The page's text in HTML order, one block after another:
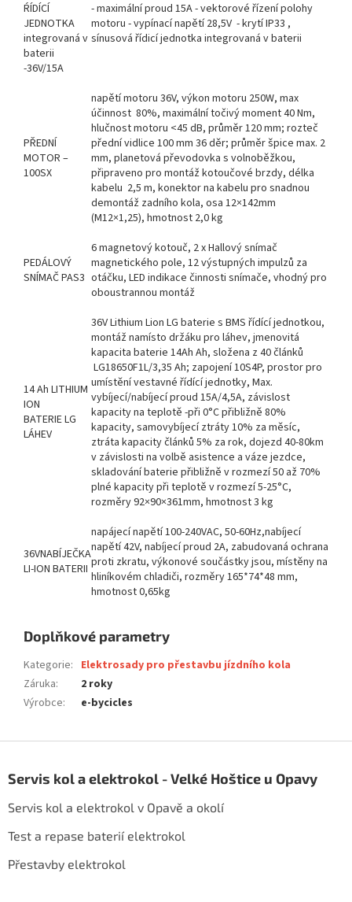
ŔÍDÍCÍ
JEDNOTKA
integrovaná v
baterii
-36V/15A
- maximální proud 15A - vektorové řízení polohy
motoru - vypínací napětí 28,5V - krytí IP33 ,
sínusová řídicí jednotka integrovaná v baterii
PŘEDNÍ
MOTOR –
100SX
napětí motoru 36V, výkon motoru 250W, max
účinnost 80%, maximální točivý moment 40 Nm,
hlučnost motoru <45 dB, průměr 120 mm; rozteč
přední vidlice 100 mm 36 děr; průměr špice max. 2
mm, planetová převodovka s volnoběžkou,
připraveno pro montáž kotoučové brzdy, délka
kabelu 2,5 m, konektor na kabelu pro snadnou
demontáž zadního kola, osa 12×142mm
(M12×1,25), hmotnost 2,0 kg
PEDÁLOVÝ
SNÍMAČ PAS3
6 magnetový kotouč, 2 x Hallový snímač
magnetického pole, 12 výstupných impulzů za
otáčku, LED indikace činnosti snímače, vhodný pro
oboustrannou montáž
14 Ah LITHIUM
ION
BATERIE LG
LÁHEV
36V Lithium Lion LG baterie s BMS řídící jednotkou,
montáž namísto držáku pro láhev, jmenovitá
kapacita baterie 14Ah Ah, složena z 40 článků
LG18650F1L/3,35 Ah; zapojení 10S4P, prostor pro
umístění vestavné řídící jednotky, Max.
vybíjecí/nabíjecí proud 15A/4,5A, závislost
kapacity na teplotě -při 0°C přibližně 80%
kapacity, samovybíjecí ztráty 10% za měsíc,
ztráta kapacity článků 5% za rok, dojezd 40-80km
v závislosti na volbě asistence a váze jezdce,
skladování baterie přibližně v rozmezí 50 až 70%
plné kapacity při teplotě v rozmezí 5-25°C,
rozměry 92×90×361mm, hmotnost 3 kg
36VNABÍJEČKA
LI-ION BATERII
napájecí napětí 100-240VAC, 50-60Hz,nabíjecí
napětí 42V, nabíjecí proud 2A, zabudovaná ochrana
proti zkratu, výkonové součástky jsou, místěny na
hliníkovém chladiči, rozměry 165*74*48 mm,
hmotnost 0,65kg
Doplňkové parametry
Kategorie: Elektrosady pro přestavbu jízdního kola
Záruka:
2 roky
Výrobce: e-bycicles
pServis kol a elektrokol - Velké Hoštice u Opavy
Servis kol a elektrokol v Opavě a okolí
Test a repase baterií elektrokol
Přestavby elektrokol